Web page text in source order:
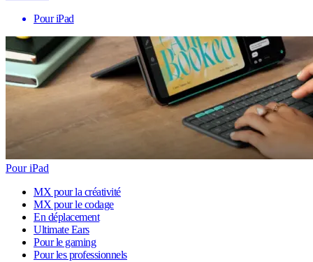
Pour iPad
Pour iPad
MX pour la créativité
MX pour le codage
En déplacement
Ultimate Ears
Pour le gaming
Pour les professionnels